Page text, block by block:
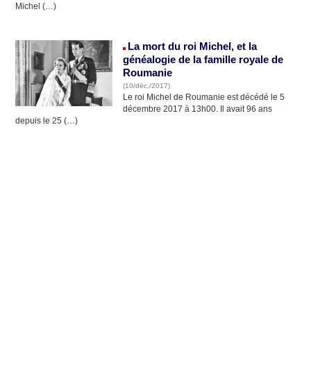
Michel (…)
La mort du roi Michel, et la
généalogie de la famille royale de
Roumanie
(10/déc./2017)
Le roi Michel de Roumanie est décédé le 5
décembre 2017 à 13h00. Il avait 96 ans
depuis le 25 (…)